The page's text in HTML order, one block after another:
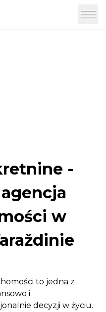
-
w
to jedna z
i
decyzji w życiu.